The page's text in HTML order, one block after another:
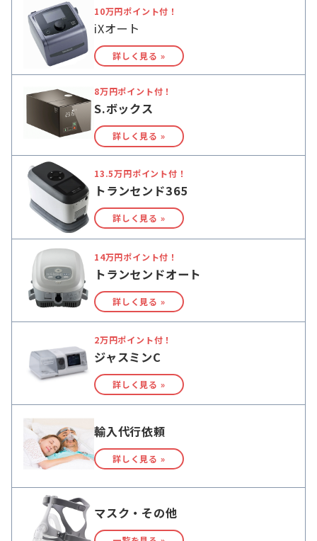
10万円ポイント付！
iXオート
詳しく見る »
8万円ポイント付！
S.ボックス
詳しく見る »
13.5万円ポイント付！
トランセンド365
詳しく見る »
14万円ポイント付！
トランセンドオート
詳しく見る »
2万円ポイント付！
ジャスミンC
詳しく見る »
輸入代行依頼
詳しく見る »
マスク・その他